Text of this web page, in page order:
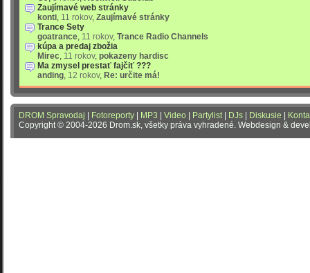
Zaujímavé web stránky
konti, 11 rokov, Zaujímavé stránky
Trance Sety
goatrance, 11 rokov, Trance Radio Channels
kúpa a predaj zbožia
Mirec, 11 rokov, pokazeny hardisc
Ma zmysel prestať fajčiť ???
anding, 12 rokov, Re: určite má!
DROM Spravodaj Fotoreporty MP3 Video Partylist| DJs Diskusie
Copyright © 2004-2026 Drom.sk, všetky práva vyhradené. Webdesign &